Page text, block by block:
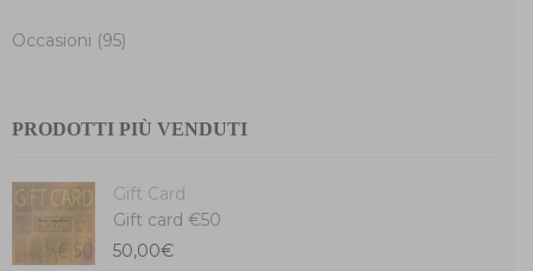
Occasioni (95)
PRODOTTI PIÙ VENDUTI
Gift Card
Gift card €50
50,00€